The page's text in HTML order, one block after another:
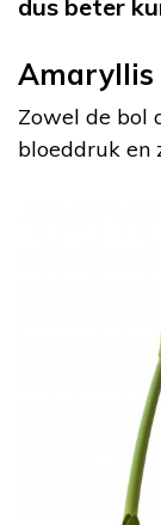
dus beter
Amaryllis
Zowel de bol
bloeddruk en